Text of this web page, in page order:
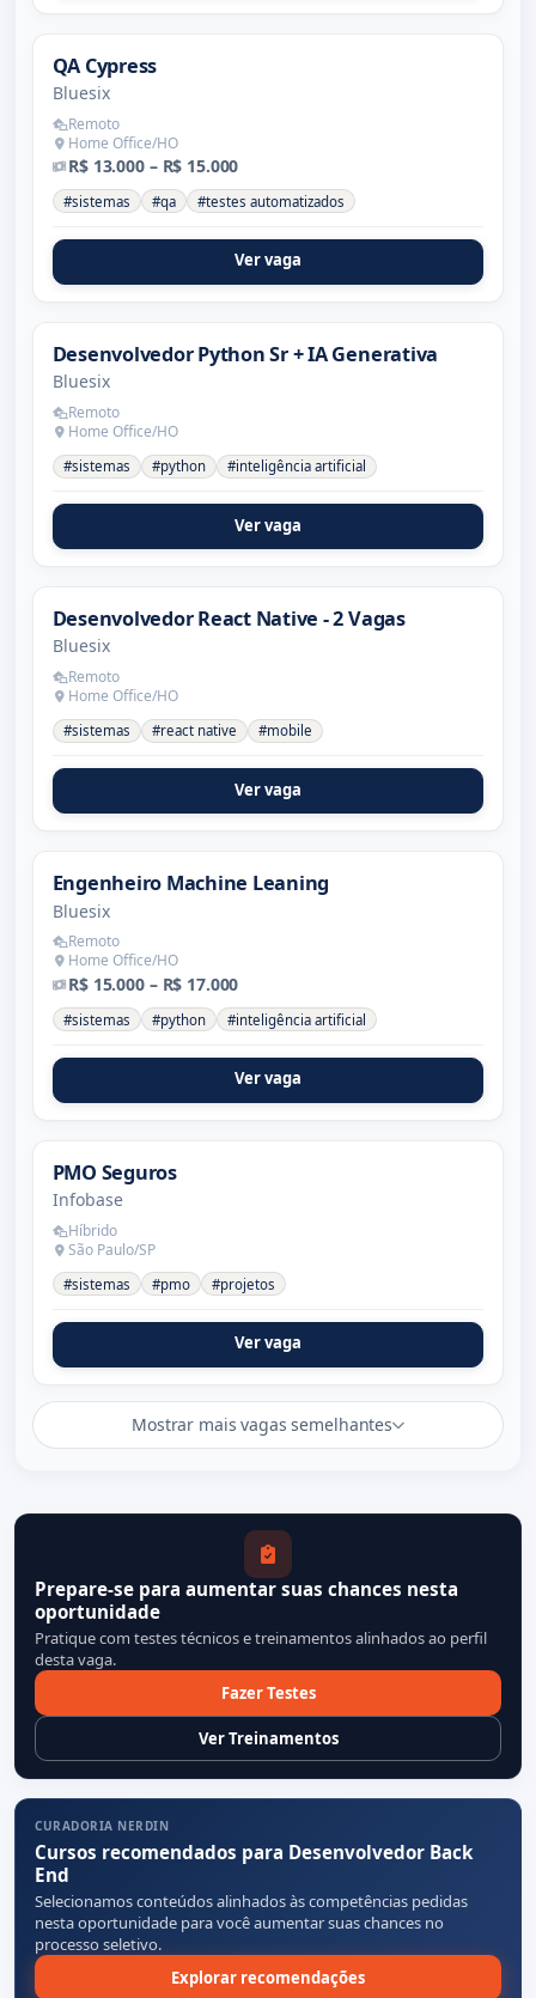
QA Cypress
Bluesix
Remoto
Home Office/HO
R$ 13.000 – R$ 15.000
#sistemas #qa #testes automatizados
Ver vaga
Desenvolvedor Python Sr + IA Generativa
Bluesix
Remoto
Home Office/HO
#sistemas #python #inteligência artificial
Ver vaga
Desenvolvedor React Native - 2 Vagas
Bluesix
Remoto
Home Office/HO
#sistemas #react native #mobile
Ver vaga
Engenheiro Machine Leaning
Bluesix
Remoto
Home Office/HO
R$ 15.000 – R$ 17.000
#sistemas #python #inteligência artificial
Ver vaga
PMO Seguros
Infobase
Híbrido
São Paulo/SP
#sistemas #pmo #projetos
Ver vaga
Mostrar mais vagas semelhantes
Prepare-se para aumentar suas chances nesta
oportunidade
Pratique com testes técnicos e treinamentos alinhados ao perfil
desta vaga.
Fazer Testes
Ver Treinamentos
CURADORIA NERDIN
Cursos recomendados para Desenvolvedor Back
End
Selecionamos conteúdos alinhados às competências pedidas
nesta oportunidade para você aumentar suas chances no
processo seletivo.
Explorar recomendações